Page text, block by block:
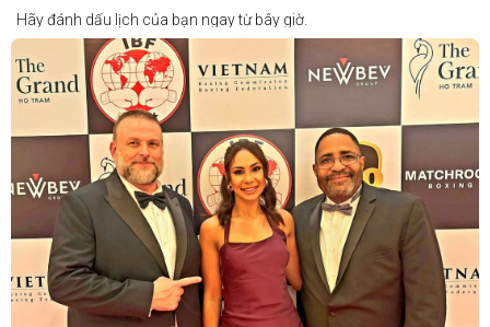
Hãy đánh dấu lịch của bạn ngay từ bây giờ.
Thông tin cập nhật sẽ sớm được công bố.